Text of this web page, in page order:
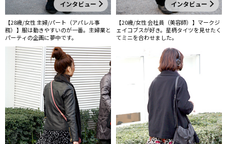
インタビュー
【28歳/女性 主婦/パート（アパレル事
務）】服は動きやすいのが一番。主婦業と
パーティの企画に夢中です。
インタビュー
【20歳/女性 会社員（美容師）】マークジ
ェイコブスが好き。星柄タイツを見せたく
てミニを合わせました。